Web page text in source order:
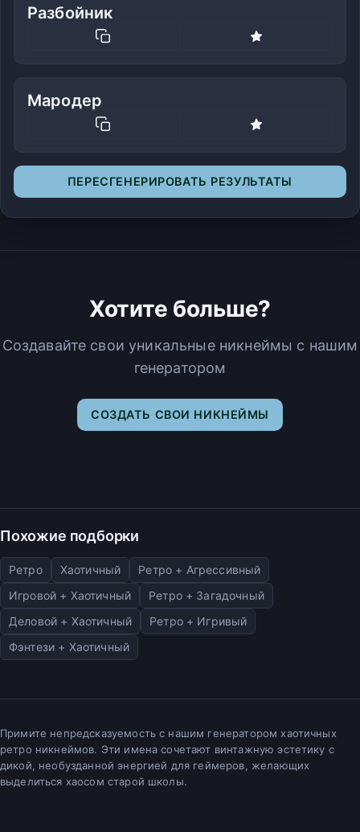
Разбойник
Мародер
ПЕРЕСГЕНЕРИРОВАТЬ РЕЗУЛЬТАТЫ
Хотите больше?
Создавайте свои уникальные никнеймы с нашим
генератором
СОЗДАТЬ СВОИ НИКНЕЙМЫ
Похожие подборки
Ретро Хаотичный
Ретро + Агрессивный
Игровой + Хаотичный
Ретро + Загадочный
Деловой + Хаотичный
Ретро + Игривый
Фэнтези + Хаотичный
Примите непредсказуемость с нашим генератором хаотичных
ретро никнеймов. Эти имена сочетают винтажную эстетику с
дикой, необузданной энергией для геймеров, желающих
выделиться хаосом старой школы.